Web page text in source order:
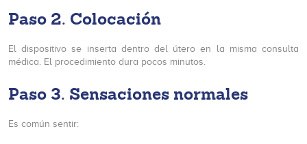
Paso 2. Colocación
El dispositivo se inserta dentro del útero en la misma consulta
médica. El procedimiento dura pocos minutos.
Paso 3. Sensaciones normales
Es común sentir: